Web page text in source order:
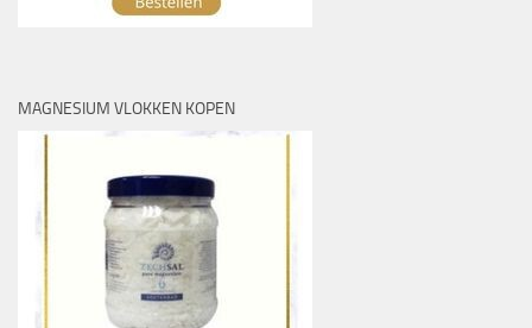
MAGNESIUM VLOKKEN KOPEN